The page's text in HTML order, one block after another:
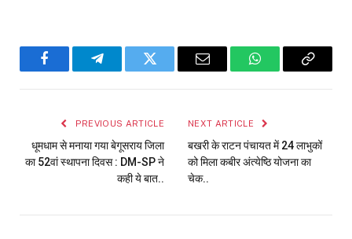
FacebookTelegramTwitter Email WhatsAppCopy
PREVIOUS ARTICLE
धूमधाम से मनाया गया बेगूसराय जिला
का 52वां स्थापना दिवस : DM-SP ने
कही ये बात..
NEXT ARTICLE
बखरी के राटन पंचायत में 24 लाभुकों
को मिला कबीर अंत्येष्ठि योजना का
चेक..